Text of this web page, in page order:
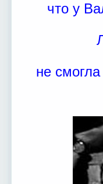
что у
не